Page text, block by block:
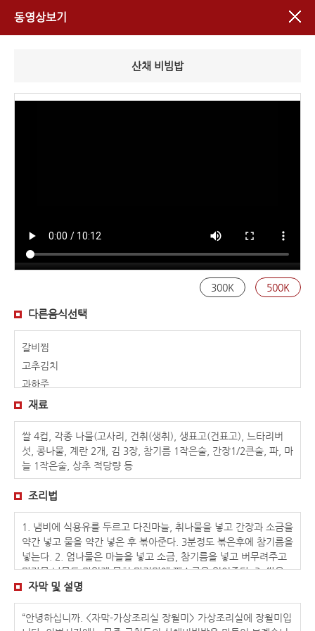
동영상보기
산채 비빔밥
300K 500K
다른음식선택
갈비찜
고추김치
과하주
김치밥
꽃게장
녹두빈대떡
다슬기탕
대합구이
도토리묵
돌솥밥
두릅전골
두부떡국
땅콩두부
모주(김시원)
모주(송호연)
재료
쌀 4컵, 각종 나물(고사리, 건취(생취), 생표고(건표고), 느타리버
섯, 콩나물, 계란 2개, 김 3장, 참기름 1작은술, 간장1/2큰술, 파, 마
늘 1작은술, 상추 적당량 등
조리법
1. 냄비에 식용유를 두르고 다진마늘, 취나물을 넣고 간장과 소금을
약간 넣고 물을 약간 넣은 후 볶아준다. 3분정도 볶은후에 참기름을
넣는다. 2. 엄나물은 마늘을 넣고 소금, 참기름을 넣고 버무려주고
마가목 나물도 맛있게 무쳐 마지막에 깨소금을 얹어준다. 3. 쌀을
충분히 불린 후 밥을 고슬하게 지어 준비한다. 4. 여러 준비된 나물
을 그릇에 돌려 담고 중앙에 고추장을 넣고 달걀 후라이를 위에 놓
는다.
자막 및 설명
“안녕하십니까. <자막-가상조리실 장월미> 가상조리실에 장월미입